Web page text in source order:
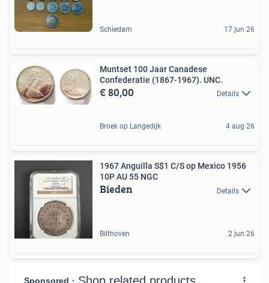
Schiedam 17 jun 26
Muntset 100 Jaar Canadese
Confederatie (1867-1967). UNC.
€ 80,00 Details
Broek op Langedijk 4 aug 26
1967 Anguilla S$1 C/S op Mexico 1956
10P AU 55 NGC
Bieden Details
Bilthoven 2 jun 26